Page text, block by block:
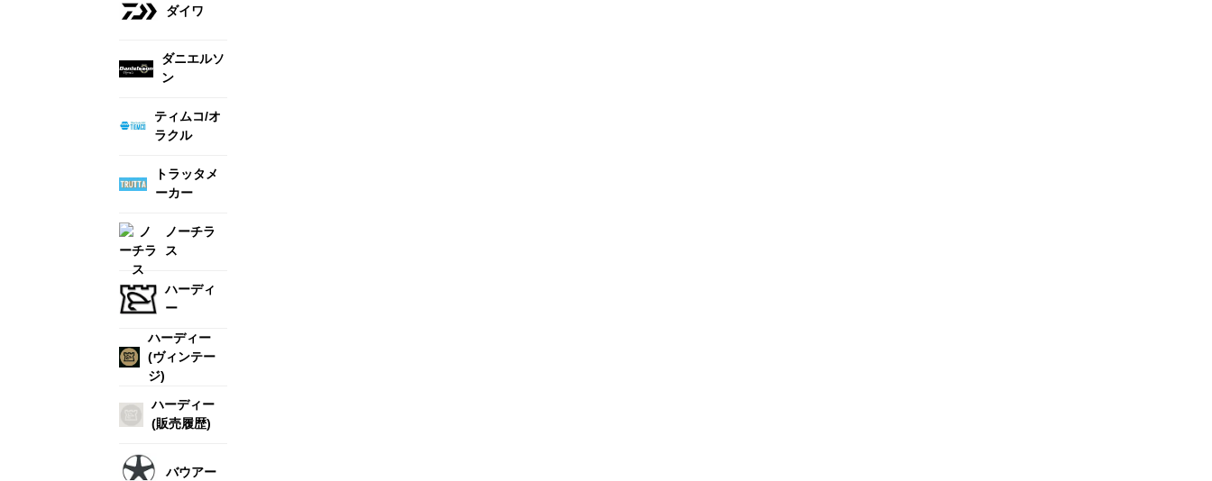
ダイワ
ダニエルソ
ン
ティムコ/オ
ラクル
トラッタメ
ーカー
ノーチラ
ス
ハーディ
ー
ハーディー
(ヴィンテー
ジ)
ハーディー
(販売履歴)
バウアー